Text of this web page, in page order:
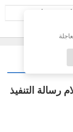
رسالة التنفيذ